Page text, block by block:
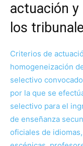
actuación y
los
Criterios de
homogeneización
selectivo
por la que se
selectivo para el
de enseñanza
oficiales de